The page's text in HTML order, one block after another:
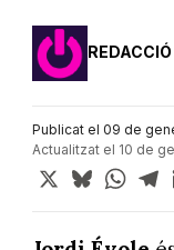
REDACCIÓ
Publicat el 09 de
Actualitzat el 10 de
X Bluesky